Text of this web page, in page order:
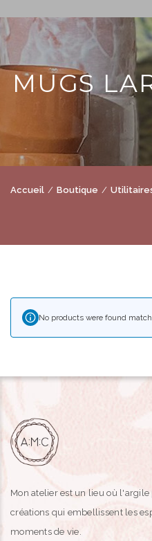
MUGS
Accueil Boutique
No products were found
Mon atelier est un lieu où
créations qui embellissent les
moments de vie.